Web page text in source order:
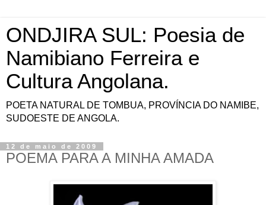
ONDJIRA SUL: Poesia de
Namibiano Ferreira e
Cultura Angolana.
POETA NATURAL DE TOMBUA, PROVÍNCIA DO NAMIBE,
SUDOESTE DE ANGOLA.
12 de maio de 2009
POEMA PARA A MINHA AMADA